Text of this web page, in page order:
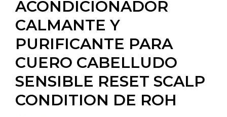
ACONDICIONADOR
CALMANTE Y
PURIFICANTE PARA
CUERO CABELLUDO
SENSIBLE RESET SCALP
CONDITION DE ROH